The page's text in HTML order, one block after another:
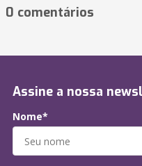
0 comentários
Assine a nossa
Nome*